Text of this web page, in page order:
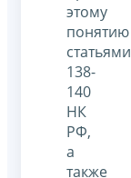
этому
понятию
статьями
138-
140
НК
РФ,
а
также